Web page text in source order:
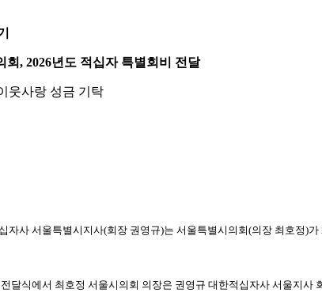
, 2026년도 적십자 특별회비 전달
웃사랑 성금 기탁
자사 서울특별시지사(회장 권영규)는 서울특별시의회(의장 최호정)
달식에서 최호정 서울시의회 의장은 권영규 대한적십자사 서울지